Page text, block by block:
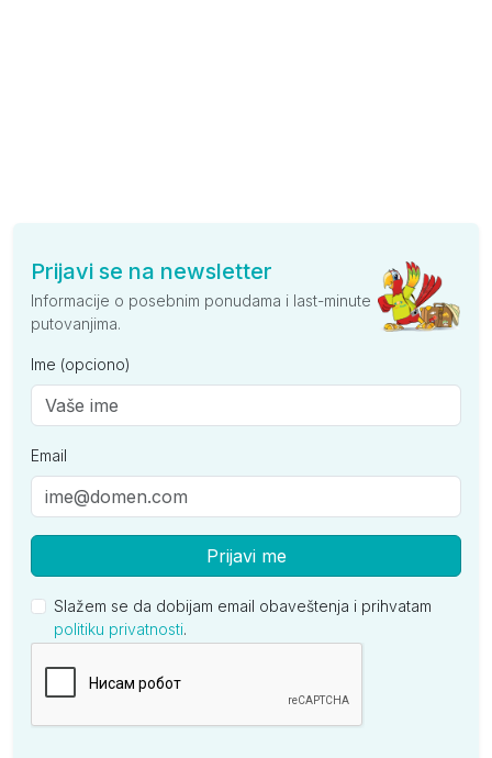
Prijavi se na newsletter
Informacije o posebnim ponudama i last-minute
putovanjima.
Ime (opciono)
Email
Prijavi me
Slažem se da dobijam email obaveštenja i prihvatam
politiku privatnosti.